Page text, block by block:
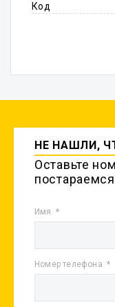
Код
НЕ НАШЛИ,
Оставьте
Имя
Номер телефона